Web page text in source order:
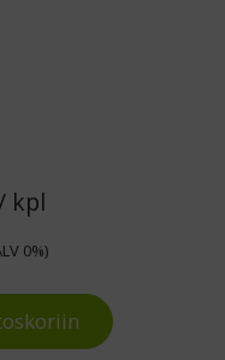
kpl
0%)
ZAP Telemaster